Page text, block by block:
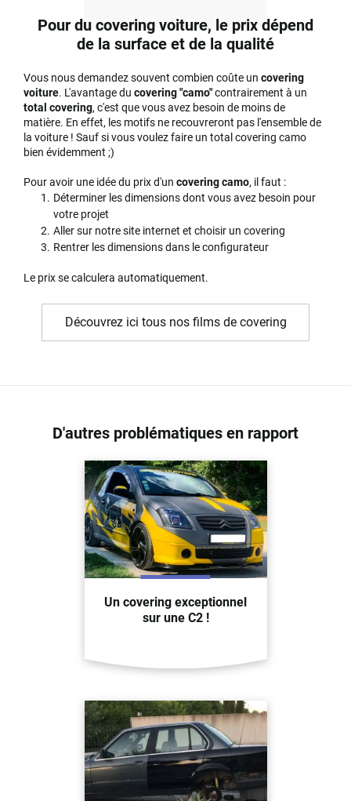
Pour du covering voiture, le prix dépend
de la surface et de la qualité
Vous nous demandez souvent combien coûte uncovering
voiture. L'avantage ducovering "camo"contrairement à un
total covering, c'est que vous avez besoin de moins de
matière. En effet, les motifs ne recouvreront pas l'ensemble de
la voiture ! Sauf si vous voulez faire un total covering camo
bien évidemment ;)
Pour avoir une idée du prix d'uncovering camo, il faut :
Déterminer les dimensions dont vous avez besoin pour
votre projet
Aller sur notre site internet et choisir un covering
Rentrer les dimensions dans le configurateur
Le prix se calculera automatiquement.
Découvrez ici tous nos films de covering
D'autres problématiques en rapport
Un covering exceptionnel
sur une C2 !